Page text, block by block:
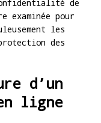
de
examinée pour
les
des
d’un
ligne